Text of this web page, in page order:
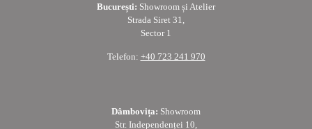
București: Showroom și Atelier
Strada Siret 31,
Sector 1
Telefon: +40 723 241 970
Dâmbovița: Showroom
Str. Independenței 10,